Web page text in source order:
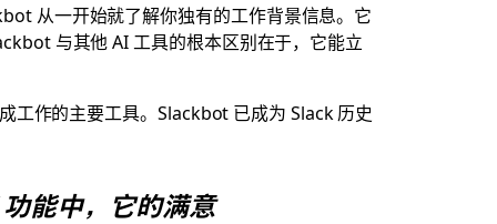
从一开始就了解你独有的工作背景信息。它
与其他 AI 工具的根本区别在于，它能立
工作的主要工具。Slackbot 已成为 Slack 历史
能中，它的满意